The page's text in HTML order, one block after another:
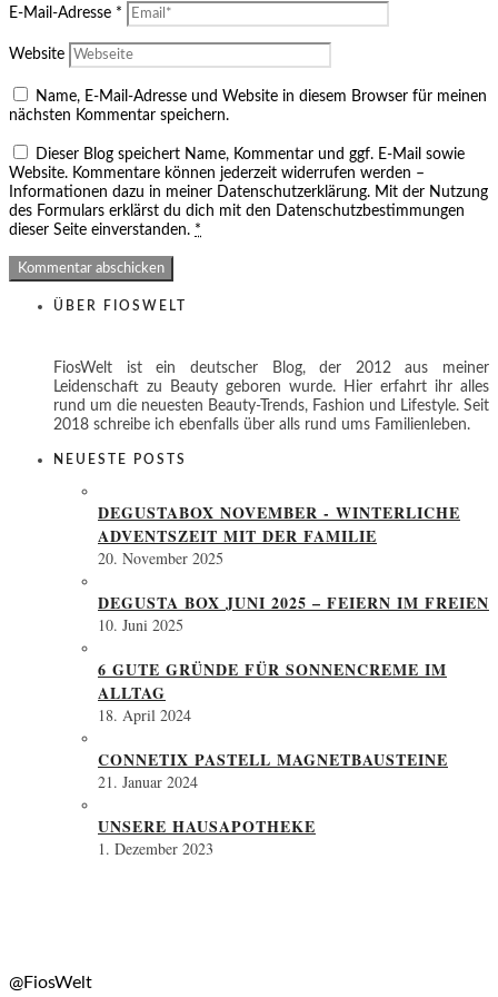
E-Mail-Adresse *
Website
Name, E-Mail-Adresse und Website in diesem Browser für meinen
nächsten Kommentar speichern.
Dieser Blog speichert Name, Kommentar und ggf. E-Mail sowie
Website. Kommentare können jederzeit widerrufen werden –
Informationen dazu in meiner Datenschutzerklärung. Mit der Nutzung
des Formulars erklärst du dich mit den Datenschutzbestimmungen
dieser Seite einverstanden. *
ÜBER FIOSWELT
FiosWelt ist ein deutscher Blog, der 2012 aus meiner
Leidenschaft zu Beauty geboren wurde. Hier erfahrt ihr alles
rund um die neuesten Beauty-Trends, Fashion und Lifestyle. Seit
2018 schreibe ich ebenfalls über alls rund ums Familienleben.
NEUESTE POSTS
DEGUSTABOX NOVEMBER - WINTERLICHE
ADVENTSZEIT MIT DER FAMILIE
20. November 2025
DEGUSTA BOX JUNI 2025 – FEIERN IM FREIEN
10. Juni 2025
6 GUTE GRÜNDE FÜR SONNENCREME IM
ALLTAG
18. April 2024
CONNETIX PASTELL MAGNETBAUSTEINE
21. Januar 2024
UNSERE HAUSAPOTHEKE
1. Dezember 2023
@FiosWelt